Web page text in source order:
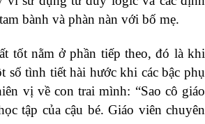
bành và phàn nàn với bố mẹ.
tốt nằm ở phần tiếp theo, đó là khi
số tình tiết hài hước khi các bậc phụ
vị về con trai mình: “Sao cô giáo
tập của cậu bé. Giáo viên chuyên